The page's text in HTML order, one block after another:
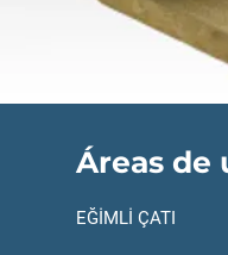
Áreas de
EĞİMLİ ÇATI